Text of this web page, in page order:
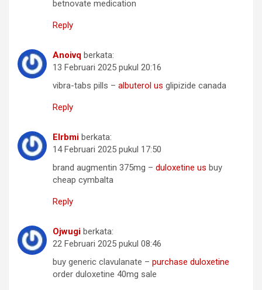
betnovate medication
Reply
Anoivq berkata:
13 Februari 2025 pukul 20:16
vibra-tabs pills – albuterol us glipizide canada
Reply
Elrbmi berkata:
14 Februari 2025 pukul 17:50
brand augmentin 375mg – duloxetine us buy
cheap cymbalta
Reply
Ojwugi berkata:
22 Februari 2025 pukul 08:46
buy generic clavulanate – purchase duloxetine
order duloxetine 40mg sale